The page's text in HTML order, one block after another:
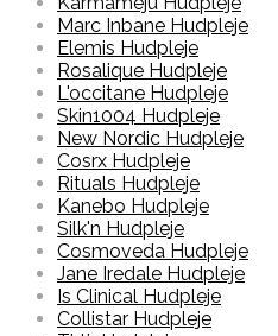
Marc Inbane Hudpleje
Elemis Hudpleje
Rosalique Hudpleje
L'occitane Hudpleje
Skin1004 Hudpleje
New Nordic Hudpleje
Cosrx Hudpleje
Rituals Hudpleje
Kanebo Hudpleje
Silk'n Hudpleje
Cosmoveda Hudpleje
Jane Iredale Hudpleje
Is Clinical Hudpleje
Collistar Hudpleje